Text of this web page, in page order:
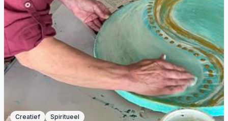
Creatief Spiritueel